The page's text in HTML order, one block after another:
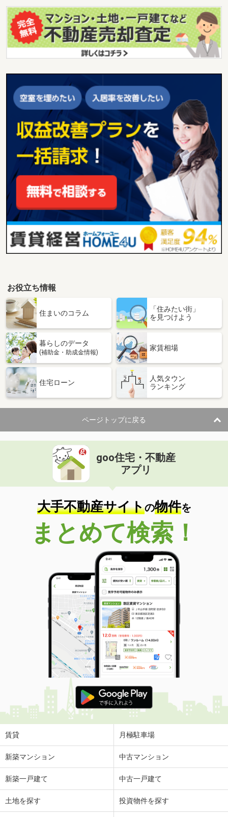
お役立ち情報
住まいのコラム
「住みたい街」
を見つけよう
暮らしのデータ
(補助金・助成金情報)
家賃相場
住宅ローン
人気タウン
ランキング
ページトップに戻る
goo住宅・不動産
アプリ
大手不動産サイトの物件を
まとめて検索！
賃貸 月極駐車場
新築マンション 中古マンション
新築一戸建て 中古一戸建て
土地を探す 投資物件を探す